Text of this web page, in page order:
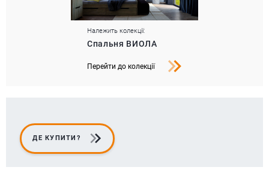
Належить колекції:
Спальня ВИОЛА
Перейти до колекції
ДЕ КУПИТИ?